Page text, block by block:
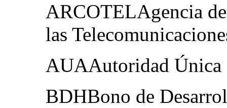
ARCOTELAgencia
las
AUAAutoridad Única
BDHBono de